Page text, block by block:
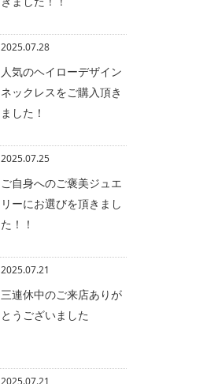
2025.07.28
人気のヘイローデザイン
ネックレスをご購入頂き
ました！
2025.07.25
ご自身へのご褒美ジュエ
リーにお選びを頂きまし
た！！
2025.07.21
三連休中のご来店ありが
とうございました